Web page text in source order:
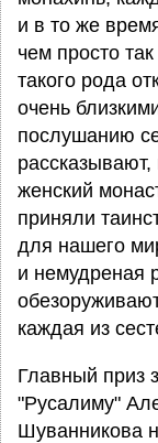
и в то же
чем просто
такого рода
очень
послушанию
женский
приняли
для нашего
и немудреная
каждая из
Главный приз
"Русалиму"
Шуванникова